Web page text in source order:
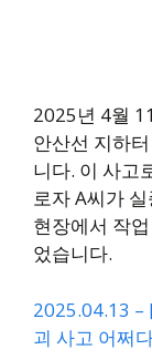
2025년 4월
안산선 지하
니다. 이 사고
로자 A씨가
현장에서 작
었습니다.
2025.04.13 –
괴 사고 어쩌